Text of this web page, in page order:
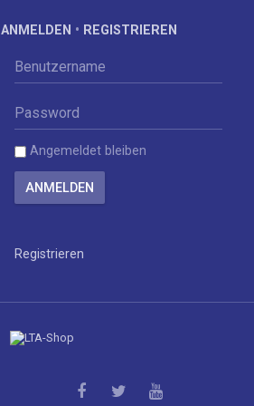
ANMELDEN • REGISTRIEREN
Angemeldet bleiben
Registrieren